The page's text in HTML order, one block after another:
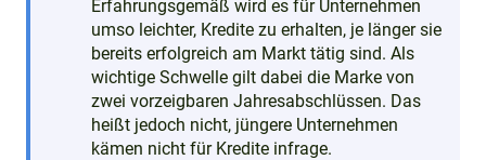
Erfahrungsgemäß wird es für Unternehmen
umso leichter, Kredite zu erhalten, je länger sie
bereits erfolgreich am Markt tätig sind. Als
wichtige Schwelle gilt dabei die Marke von
zwei vorzeigbaren Jahresabschlüssen. Das
heißt jedoch nicht, jüngere Unternehmen
kämen nicht für Kredite infrage.